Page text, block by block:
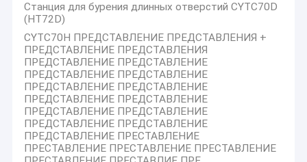
Станция для бурения длинных отверстий CYTC70D
(HT72D)
CYTC70H ПРЕДСТАВЛЕНИЕ ПРЕДСТАВЛЕНИЯ +
ПРЕДСТАВЛЕНИЕ ПРЕДСТАВЛЕНИЯ
ПРЕДСТАВЛЕНИЕ ПРЕДСТАВЛЕНИЕ
ПРЕДСТАВЛЕНИЕ ПРЕДСТАВЛЕНИЕ
ПРЕДСТАВЛЕНИЕ ПРЕДСТАВЛЕНИЕ
ПРЕДСТАВЛЕНИЕ ПРЕДСТАВЛЕНИЕ
ПРЕДСТАВЛЕНИЕ ПРЕДСТАВЛЕНИЕ
ПРЕДСТАВЛЕНИЕ ПРЕДСТАВЛЕНИЕ
ПРЕДСТАВЛЕНИЕ ПРЕСТАВЛЕНИЕ
ПРЕСТАВЛЕНИЕ ПРЕСТАВЛЕНИЕ ПРЕСТАВЛЕНИЕ